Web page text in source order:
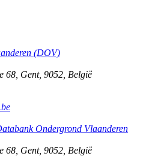
(DOV)
68 Gent, 9052 België
Ondergrond Vlaanderen
68 Gent, 9052 België